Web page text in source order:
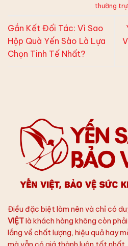
thường
Gắn Kết Đối Tác: Vì Sao
Hộp Quà Yến Sào Là Lựa
Chọn Tinh Tế Nhất?
Điều đặc biệt làm nên và chỉ có
VIỆTlà khách hàng không còn
lắng về chất lượng, hiệu quả hay